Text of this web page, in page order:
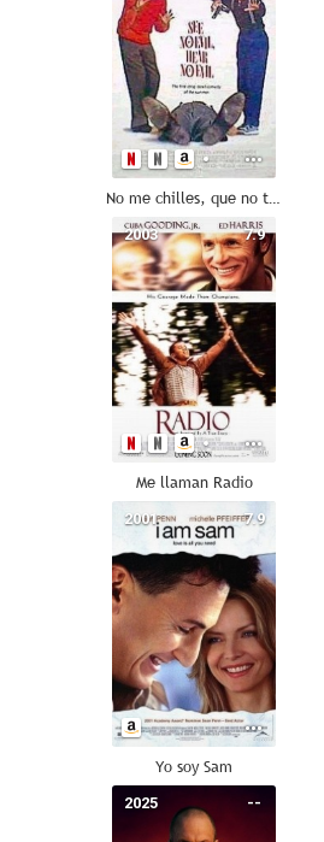
No me chilles, que no te veo
7.9
2003
Me llaman Radio
7.9
2001
Yo soy Sam
--
2025